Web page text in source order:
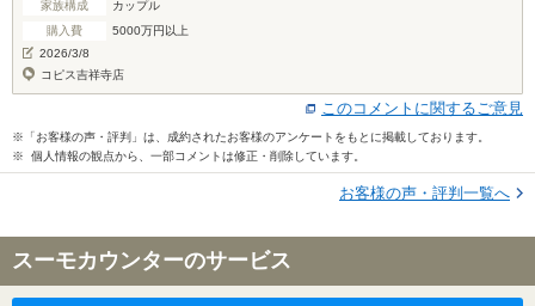
家族構成
カップル
購入費
5000万円以上
2026/3/8
コピス吉祥寺店
このコメントに関するご意見
※「お客様の声・評判」は、成約されたお客様のアンケートをもとに掲載しております。
※ 個人情報の観点から、一部コメントは修正・削除しています。
お客様の声・評判一覧へ
スーモカウンターのサービス